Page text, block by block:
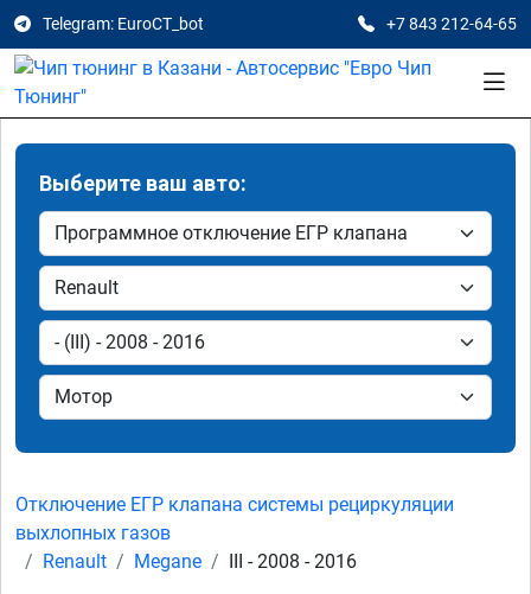
Telegram: EuroCT_bot +7 843 212-64-65
Выберите ваш авто:
Отключение ЕГР клапана системы рециркуляции
выхлопных газов
Renault
Megane III - 2008 - 2016